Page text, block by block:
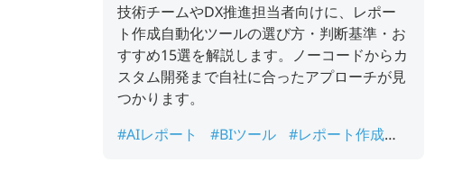
技術チームやDX推進担当者向けに、レポー
ト作成自動化ツールの選び方・判断基準・お
すすめ15選を解説します。ノーコードからカ
スタム開発まで自社に合ったアプローチが見
つかります。
#AIレポート
#BIツール
#レポート作成ツ